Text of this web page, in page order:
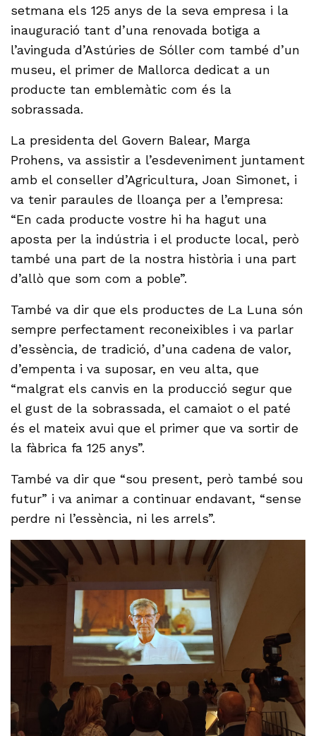
setmana els 125 anys de la seva empresa i la
inauguració tant d’una renovada botiga a
l’avinguda d’Astúries de Sóller com també d’un
museu, el primer de Mallorca dedicat a un
producte tan emblemàtic com és la
sobrassada.
La presidenta del Govern Balear, Marga
Prohens, va assistir a l’esdeveniment juntament
amb el conseller d’Agricultura, Joan Simonet, i
va tenir paraules de lloança per a l’empresa:
“En cada producte vostre hi ha hagut una
aposta per la indústria i el producte local, però
també una part de la nostra història i una part
d’allò que som com a poble”.
També va dir que els productes de La Luna són
sempre perfectament reconeixibles i va parlar
d’essència, de tradició, d’una cadena de valor,
d’empenta i va suposar, en veu alta, que
“malgrat els canvis en la producció segur que
el gust de la sobrassada, el camaiot o el paté
és el mateix avui que el primer que va sortir de
la fàbrica fa 125 anys”.
També va dir que “sou present, però també sou
futur” i va animar a continuar endavant, “sense
perdre ni l’essència, ni les arrels”.